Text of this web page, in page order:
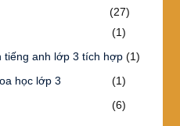
(27)
(1)
tiếng anh lớp 3 tích hợp(1)
học lớp 3
(1)
(6)